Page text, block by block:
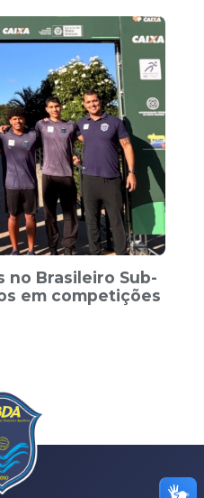
no Brasileiro Sub-
em competições